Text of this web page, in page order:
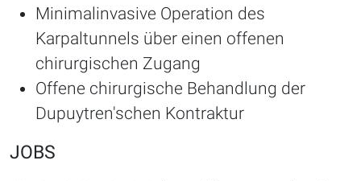
Minimalinvasive Operation des
Karpaltunnels über einen offenen
chirurgischen Zugang
Offene chirurgische Behandlung der
Dupuytren'schen Kontraktur
JOBS